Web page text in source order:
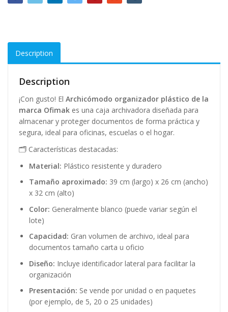
Description
Description
¡Con gusto! El Archicómodo organizador plástico de la
marca Ofimak es una caja archivadora diseñada para
almacenar y proteger documentos de forma práctica y
segura, ideal para oficinas, escuelas o el hogar.
🗂️ Características destacadas:
Material: Plástico resistente y duradero
Tamaño aproximado: 39 cm (largo) x 26 cm (ancho)
x 32 cm (alto)
Color: Generalmente blanco (puede variar según el
lote)
Capacidad: Gran volumen de archivo, ideal para
documentos tamaño carta u oficio
Diseño: Incluye identificador lateral para facilitar la
organización
Presentación: Se vende por unidad o en paquetes
(por ejemplo, de 5, 20 o 25 unidades)